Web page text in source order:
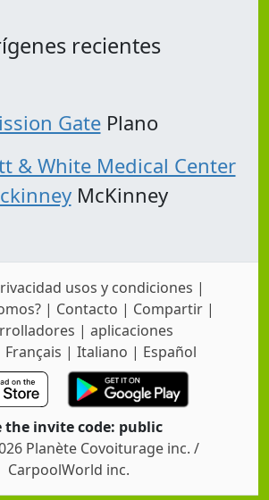
recientes
GatePlano
& White Medical Center
McKinney
usos y condiciones |
| Contacto | Compartir |
| aplicaciones
Français | Italiano | Español
the invite code: public
Planète Covoiturage inc. /
CarpoolWorld inc.